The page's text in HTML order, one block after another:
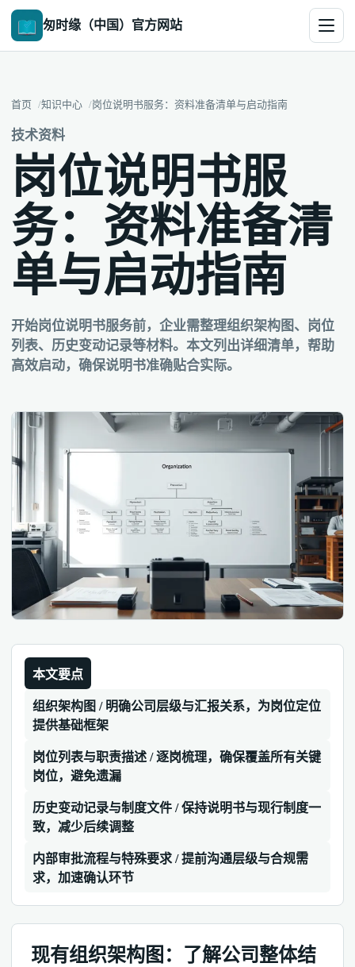
匆时缘（中国）官方网站
首页 知识中心 岗位说明书服务：资料准备清单与启动指南
技术资料
岗位说明书服
务：资料准备清
单与启动指南
开始岗位说明书服务前，企业需整理组织架构图、岗位
列表、历史变动记录等材料。本文列出详细清单，帮助
高效启动，确保说明书准确贴合实际。
本文要点
组织架构图 / 明确公司层级与汇报关系，为岗位定位
提供基础框架
岗位列表与职责描述 / 逐岗梳理，确保覆盖所有关键
岗位，避免遗漏
历史变动记录与制度文件 / 保持说明书与现行制度一
致，减少后续调整
内部审批流程与特殊要求 / 提前沟通层级与合规需
求，加速确认环节
现有组织架构图：了解公司整体结